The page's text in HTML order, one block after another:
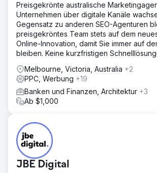
Preisgekrönte australische
Unternehmen über digitale Kanäle
Gegensatz zu anderen SEO-Agenturen
preisgekröntes Team stets auf dem
Online-Innovation, damit Sie immer auf
bleiben. Keine kurzfristigen
Melbourne, Victoria, Australia +2
PPC, Werbung +19
Banken und Finanzen, Architektur +3
Ab $1,000
JBE Digital